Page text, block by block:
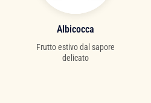
Albicocca
Frutto estivo dal sapore
delicato